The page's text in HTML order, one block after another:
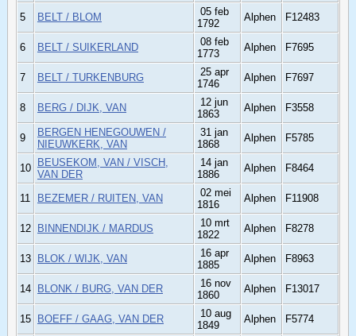
5 BELT / BLOM
05 feb
1792
Alphen F12483
6 BELT / SUIKERLAND
08 feb
1773
Alphen F7695
7 BELT / TURKENBURG
25 apr
1746
Alphen F7697
8 BERG / DIJK, VAN
12 jun
1863
Alphen F3558
9
BERGEN HENEGOUWEN /
NIEUWKERK, VAN
31 jan
1868
Alphen F5785
10
BEUSEKOM, VAN / VISCH,
VAN DER
14 jan
1886
Alphen F8464
11 BEZEMER / RUITEN, VAN
02 mei
1816
Alphen F11908
12 BINNENDIJK / MARDUS
10 mrt
1822
Alphen F8278
13 BLOK / WIJK, VAN
16 apr
1885
Alphen F8963
14 BLONK / BURG, VAN DER
16 nov
1860
Alphen F13017
15 BOEFF / GAAG, VAN DER
10 aug
1849
Alphen F5774